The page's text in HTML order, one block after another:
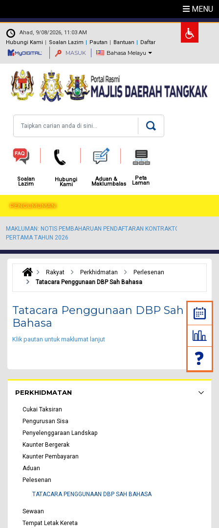
MENU
.
Ahad, 9/08/2026, 11:03 AM
Hubungi Kami
Soalan Lazim Pautan Bantuan Daftar
MASUK Bahasa Melayu
Soalan
Lazim
Hubungi
Kami
Aduan &
Maklumbalas
Peta
Laman
PENGUMUMAN
MAKLUMAN: NOTIS PEMBAHARUAN PENDAFTARAN KONTRAKTOR KALI
PERTAMA TAHUN 2026
Rakyat Perkhidmatan
Perlesenan
Tatacara Penggunaan DBP Sah Bahasa
Tatacara Penggunaan DBP Sah
Bahasa
Klik pautan untuk maklumat lanjut
PERKHIDMATAN
Cukai Taksiran
Pengurusan Sisa
Penyelenggaraan Landskap
Kaunter Bergerak
Kaunter Pembayaran
Aduan
Pelesenan
TATACARA PENGGUNAAN DBP SAH BAHASA
Sewaan
Tempat Letak Kereta